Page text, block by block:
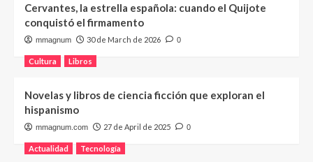
Cervantes, la estrella española: cuando el Quijote
conquistó el firmamento
mmagnum 30 de March de 2026 0
Cultura Libros
Novelas y libros de ciencia ficción que exploran el
hispanismo
mmagnum.com 27 de April de 2025 0
Actualidad Tecnología